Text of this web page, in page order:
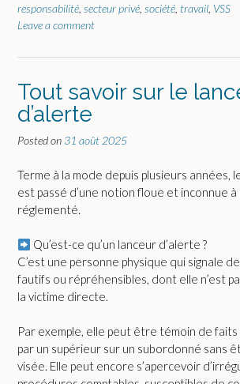
responsabilité secteur privé société travail VSS
Leave a comment
Tout savoir sur le
d’alerte
Posted on 31 août 2025
Terme à la mode depuis plusieurs années,
est passé d’une notion floue et inconnue
réglementé.
Qu’est-ce qu’un lanceur d’alerte ?
C’est une personne physique qui signale
fautifs ou répréhensibles, dont elle n’est
la victime directe.
Par exemple, elle peut être témoin de
par un supérieur sur un subordonné sans
visée. Elle peut encore s’apercevoir